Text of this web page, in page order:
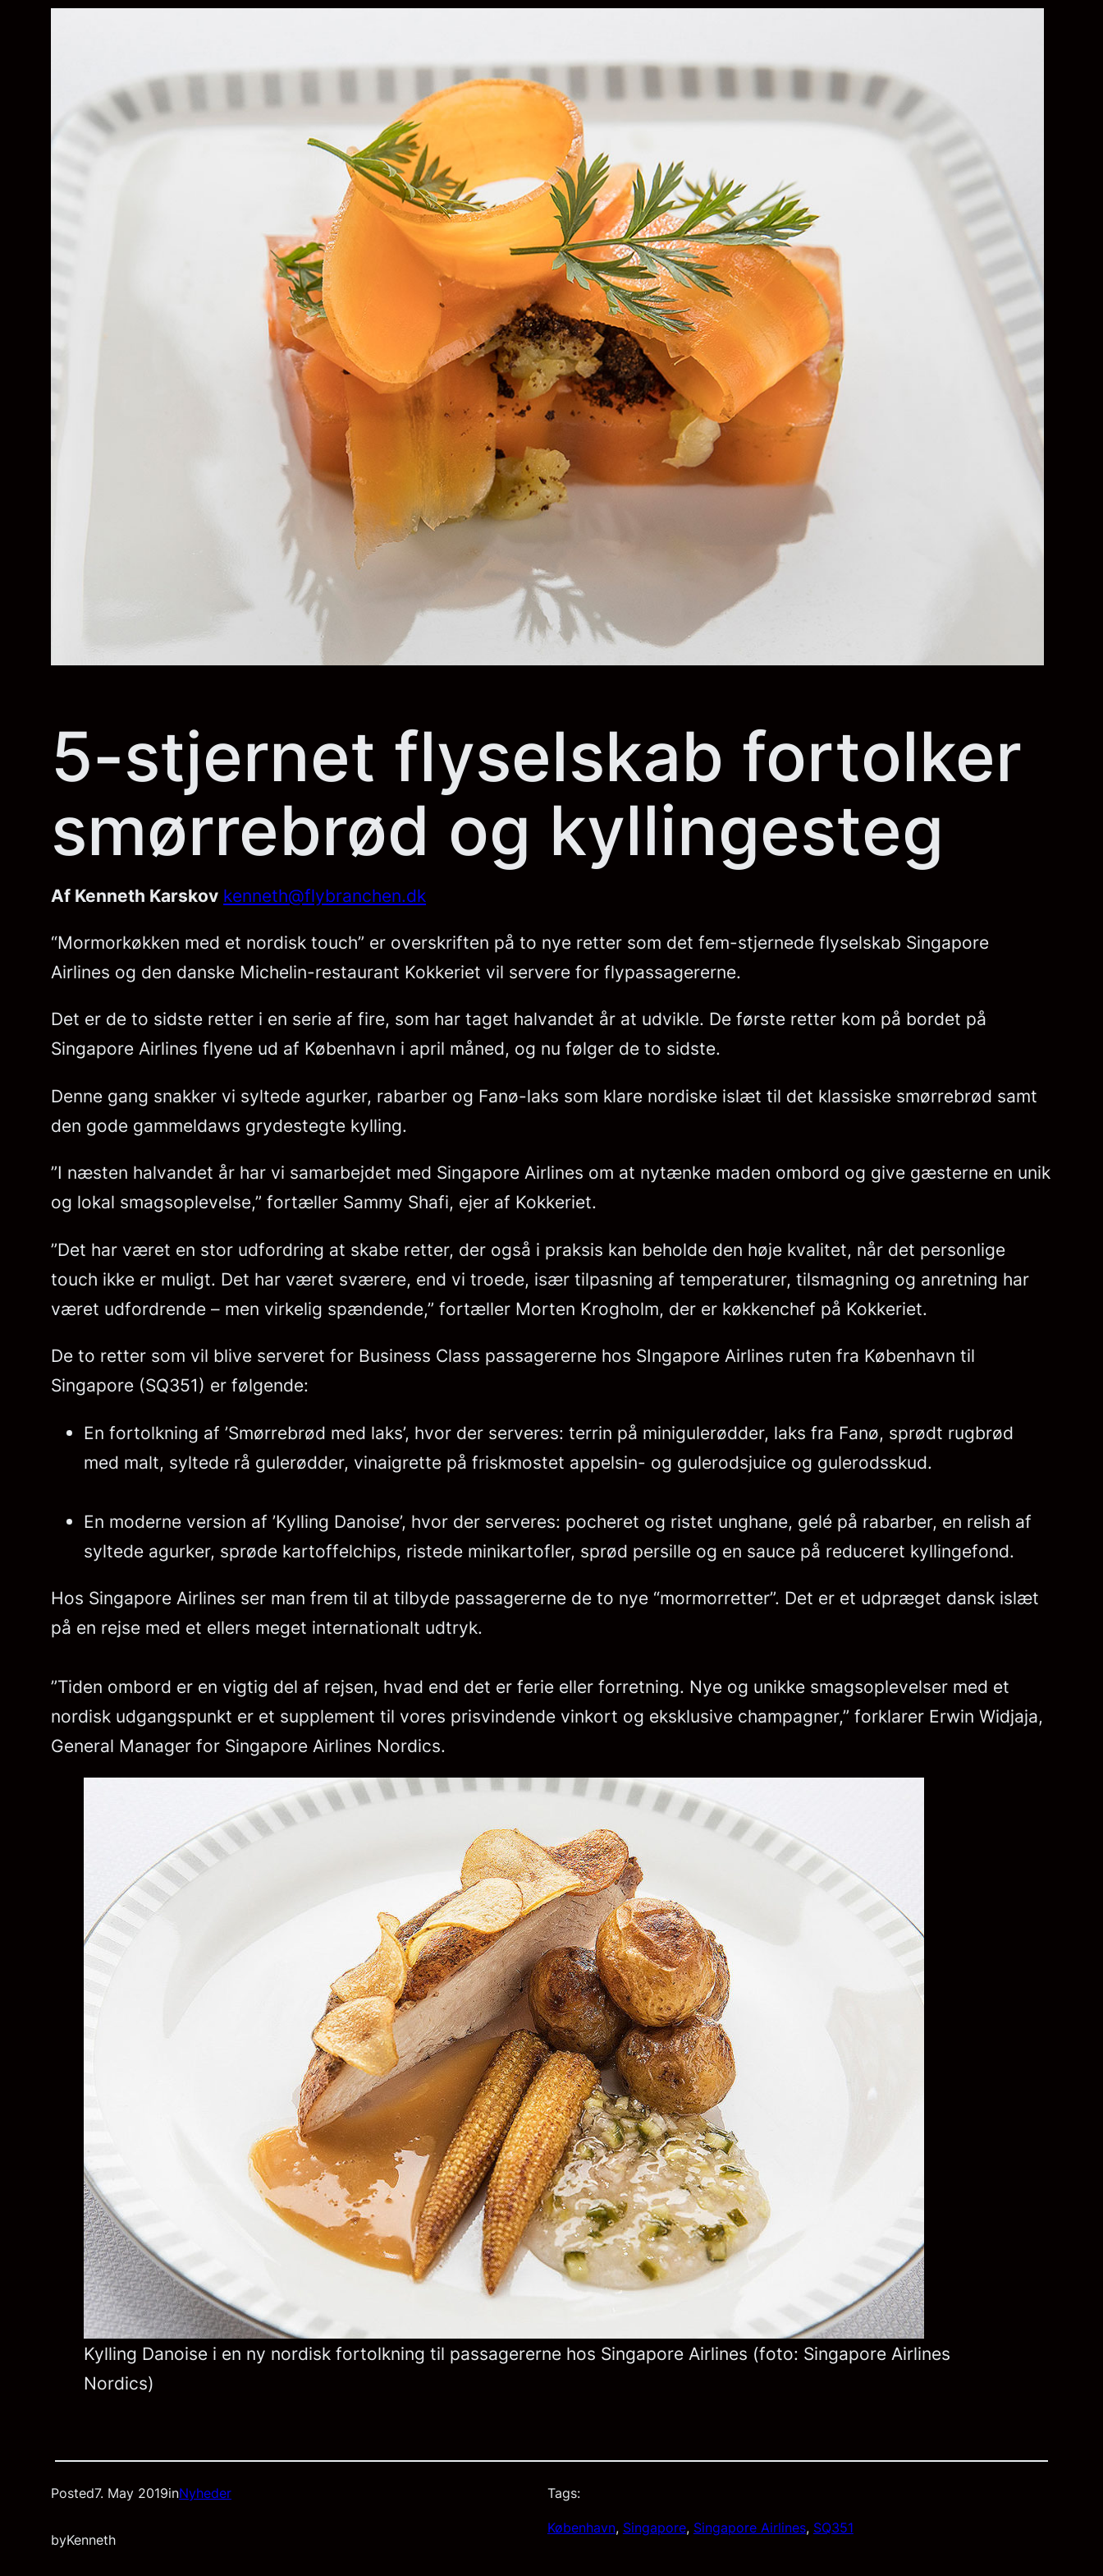
5-stjernet flyselskab fortolker
smørrebrød og kyllingesteg
Af Kenneth Karskov kenneth@flybranchen.dk
“Mormorkøkken med et nordisk touch” er overskriften på to nye retter som det fem-stjernede flyselskab Singapore
Airlines og den danske Michelin-restaurant Kokkeriet vil servere for flypassagererne.
Det er de to sidste retter i en serie af fire, som har taget halvandet år at udvikle. De første retter kom på bordet på
Singapore Airlines flyene ud af København i april måned, og nu følger de to sidste.
Denne gang snakker vi syltede agurker, rabarber og Fanø-laks som klare nordiske islæt til det klassiske smørrebrød samt
den gode gammeldaws grydestegte kylling.
”I næsten halvandet år har vi samarbejdet med Singapore Airlines om at nytænke maden ombord og give gæsterne en unik
og lokal smagsoplevelse,” fortæller Sammy Shafi, ejer af Kokkeriet.
”Det har været en stor udfordring at skabe retter, der også i praksis kan beholde den høje kvalitet, når det personlige
touch ikke er muligt. Det har været sværere, end vi troede, især tilpasning af temperaturer, tilsmagning og anretning har
været udfordrende – men virkelig spændende,” fortæller Morten Krogholm, der er køkkenchef på Kokkeriet.
De to retter som vil blive serveret for Business Class passagererne hos SIngapore Airlines ruten fra København til
Singapore (SQ351) er følgende:
En fortolkning af ’Smørrebrød med laks’, hvor der serveres: terrin på minigulerødder, laks fra Fanø, sprødt rugbrød
med malt, syltede rå gulerødder, vinaigrette på friskmostet appelsin- og gulerodsjuice og gulerodsskud.
En moderne version af ’Kylling Danoise’, hvor der serveres: pocheret og ristet unghane, gelé på rabarber, en relish af
syltede agurker, sprøde kartoffelchips, ristede minikartofler, sprød persille og en sauce på reduceret kyllingefond.
Hos Singapore Airlines ser man frem til at tilbyde passagererne de to nye “mormorretter”. Det er et udpræget dansk islæt
på en rejse med et ellers meget internationalt udtryk.
”Tiden ombord er en vigtig del af rejsen, hvad end det er ferie eller forretning. Nye og unikke smagsoplevelser med et
nordisk udgangspunkt er et supplement til vores prisvindende vinkort og eksklusive champagner,” forklarer Erwin Widjaja,
General Manager for Singapore Airlines Nordics.
Kylling Danoise i en ny nordisk fortolkning til passagererne hos Singapore Airlines (foto: Singapore Airlines
Nordics)
Posted7. May 2019inNyheder
byKenneth
Tags:
København, Singapore, Singapore Airlines, SQ351